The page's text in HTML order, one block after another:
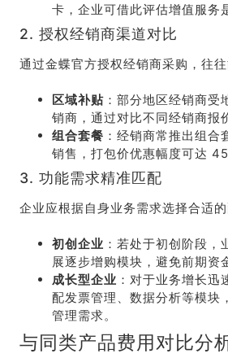
卡，企业可借此评估增值服务
2. 授权经销商渠道对比
通过金蝶官方授权经销商采购，往
区域补贴：部分地区经销商受
销商，通过对比不同经销商报
组合套餐 ：经销商常推出组
销售，打包价优惠幅度可达
3. 功能需求精准匹配
企业应根据自身业务需求选择合适的
初创企业 ：若处于初创阶段
展逐步增购模块，避免前期资
成长型企业 ：对于业务增长
配发票管理、数据分析等模块
管理需求。
与同类产品费用对比分